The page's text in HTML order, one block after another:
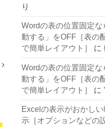
り
Wordの表の位置固定
動する」をOFF［表の
で簡単レイアウト］
に
Wordの表の位置固定
動する」をOFF［表の
で簡単レイアウト］
に
Excelの表示がおかし
示［オプションなどの